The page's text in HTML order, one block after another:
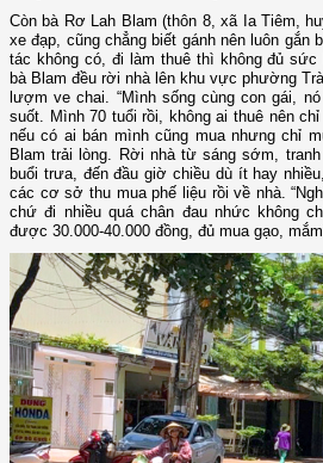
Còn bà Rơ Lah Blam (thôn 8, xã Ia Tiêm,
xe đạp, cũng chẳng biết gánh nên luôn gắn
tác không có, đi làm thuê thì không đủ sức
bà Blam đều rời nhà lên khu vực phường
lượm ve chai. “Mình sống cùng con gái,
suốt. Mình 70 tuổi rồi, không ai thuê nên
nếu có ai bán mình cũng mua nhưng chỉ
Blam trải lòng. Rời nhà từ sáng sớm,
buổi trưa, đến đầu giờ chiều dù ít hay
các cơ sở thu mua phế liệu rồi về nhà.
chứ đi nhiều quá chân đau nhức không
được 30.000-40.000 đồng, đủ mua gạo,